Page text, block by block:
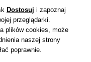
Dostosuj i zapoznaj
przeglądarki.
plików cookies, może
naszej strony
poprawnie.